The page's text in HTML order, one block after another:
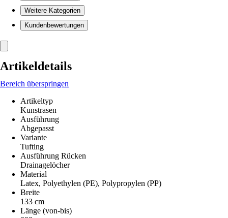
Weitere Kategorien
Kundenbewertungen
Artikeldetails
Bereich überspringen
Artikeltyp
Kunstrasen
Ausführung
Abgepasst
Variante
Tufting
Ausführung Rücken
Drainagelöcher
Material
Latex, Polyethylen (PE), Polypropylen (PP)
Breite
133 cm
Länge (von-bis)